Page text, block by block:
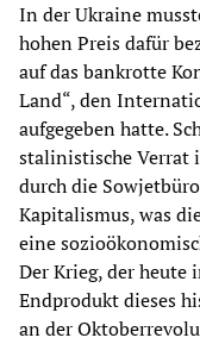
In der Ukraine
hohen Preis dafür
auf das bankrotte
Land“, den
aufgegeben hatte.
stalinistische Verrat
durch die
Kapitalismus, was
eine
Der Krieg, der
Endprodukt dieses
an der